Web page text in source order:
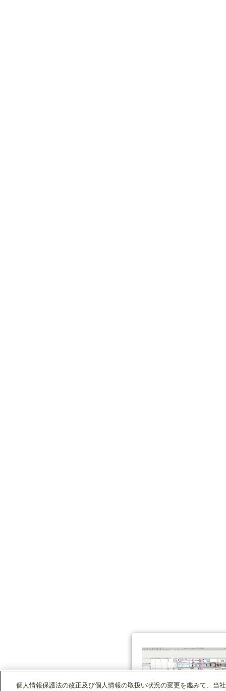
個人情報保護法の改正及び個人情報の取扱い状況の変更を鑑みて、当